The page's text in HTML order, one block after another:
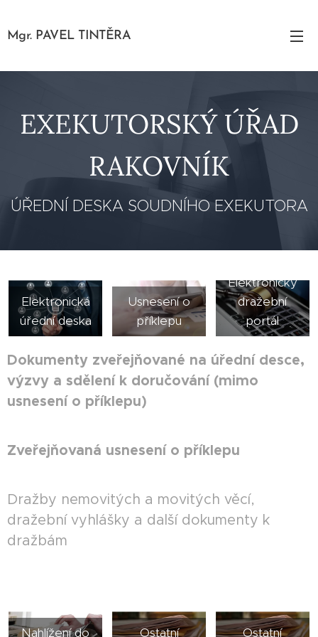
Mgr. PAVEL TINTĚRA
EXEKUTORSKÝ ÚŘAD
RAKOVNÍK
ÚŘEDNÍ DESKA SOUDNÍHO EXEKUTORA
Elektronická
úřední deska
Usnesení o
příklepu
Elektronický
dražební
portál
Dokumenty zveřejňované na úřední desce,
výzvy a sdělení k doručování (mimo
usnesení o příklepu)
Zveřejňovaná usnesení o příklepu
Dražby nemovitých a movitých věcí,
dražební vyhlášky a další dokumenty k
dražbám
Nahlížení do Ostatní Ostatní